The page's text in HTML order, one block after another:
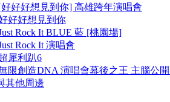
好好好想見到你] 高雄跨年演唱會
好好想見到你
Rock It BLUE 藍 [桃園場]
Rock It 演唱會
犀利趴6
限創造DNA 演唱會幕後之王 主腦公
其他周邊